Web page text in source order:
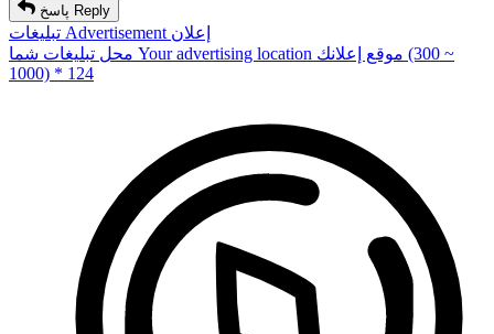
پاسخ Reply
تبلیغات Advertisement إعلان
محل تبلیغات شما Your advertising location موقع إعلانك (300 ~
1000) * 124